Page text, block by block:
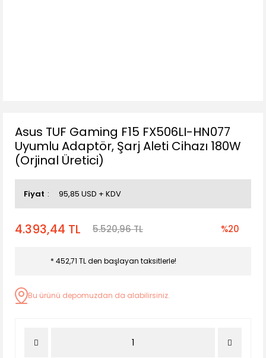
Asus TUF Gaming F15 FX506LI-HN077
Uyumlu Adaptör, Şarj Aleti Cihazı 180W
(Orjinal Üretici)
Fiyat 95,85 USD + KDV
4.393,44 TL 5.520,96 TL %20
* 452,71 TL den başlayan taksitlerle!
Bu ürünü depomuzdan da alabilirsiniz.